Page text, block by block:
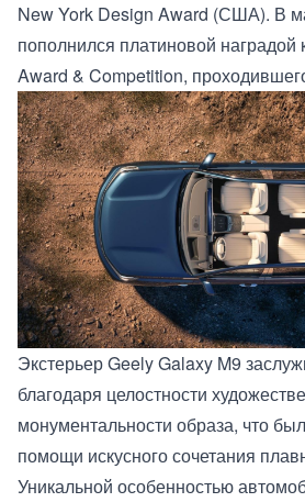
New York Design Award (США). В
пополнился платиновой наградой
Award & Competition,
Экстерьер Geely Galaxy M9
благодаря целостности
монументальности образа, что
помощи искусного сочетания
Уникальной особенностью